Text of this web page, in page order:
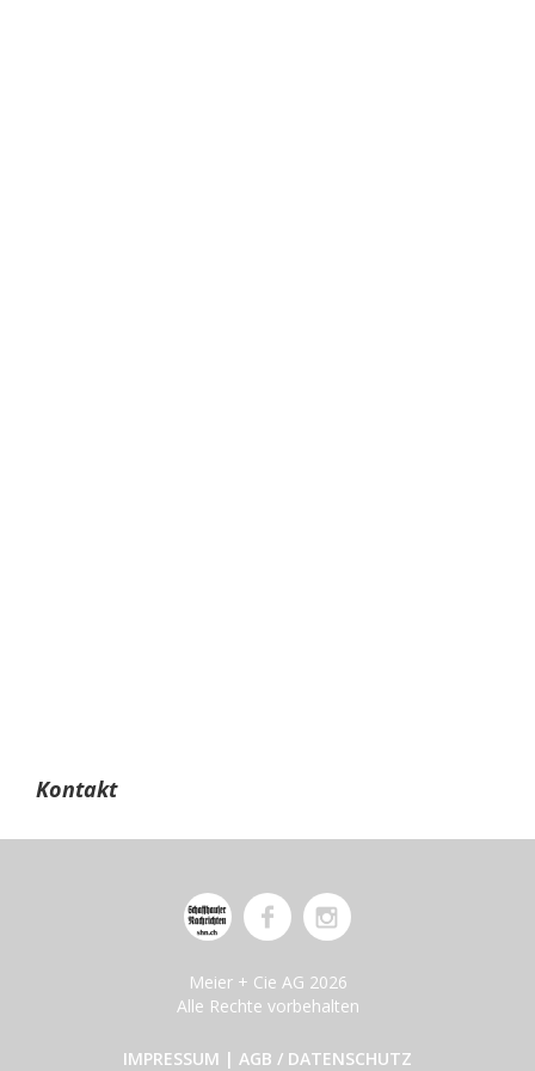
Kontakt
Meier + Cie AG 2026
Alle Rechte vorbehalten
IMPRESSUM | AGB / DATENSCHUTZ